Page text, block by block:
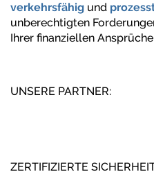
verkehrsfähig und
unberechtigten
Ihrer finanziellen
UNSERE PARTNER:
ZERTIFIZIERTE